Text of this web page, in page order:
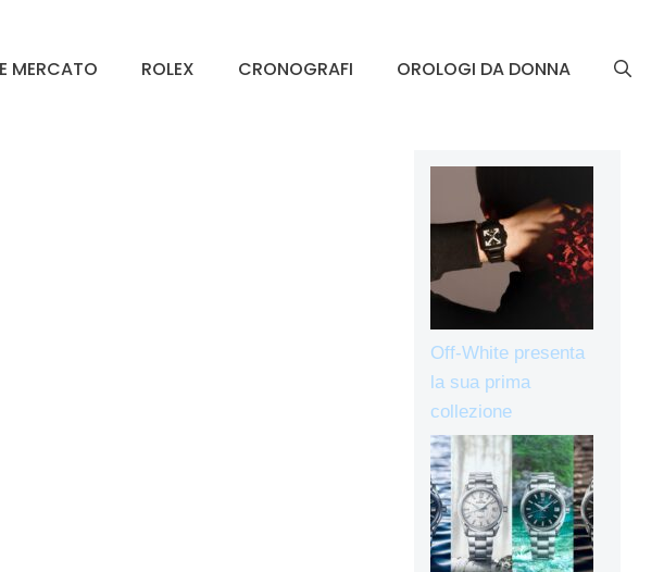
MERCATO ROLEX CRONOGRAFI OROLOGI DA DONNA
Off-White presenta
la sua prima
collezione